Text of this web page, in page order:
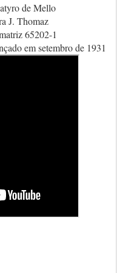
de Mello
J. Thomaz
65202-1
em setembro de 1931